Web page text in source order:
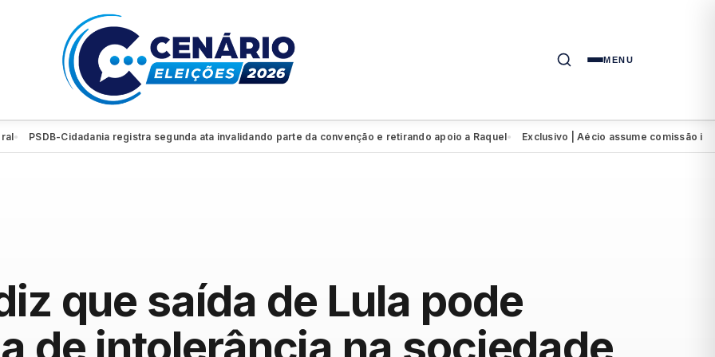
MENU
Cidadania registra segunda ata invalidando parte da convenção e retirando apoio a Raquel● Exclusivo | Aécio assume comissão
que saída de Lula pode